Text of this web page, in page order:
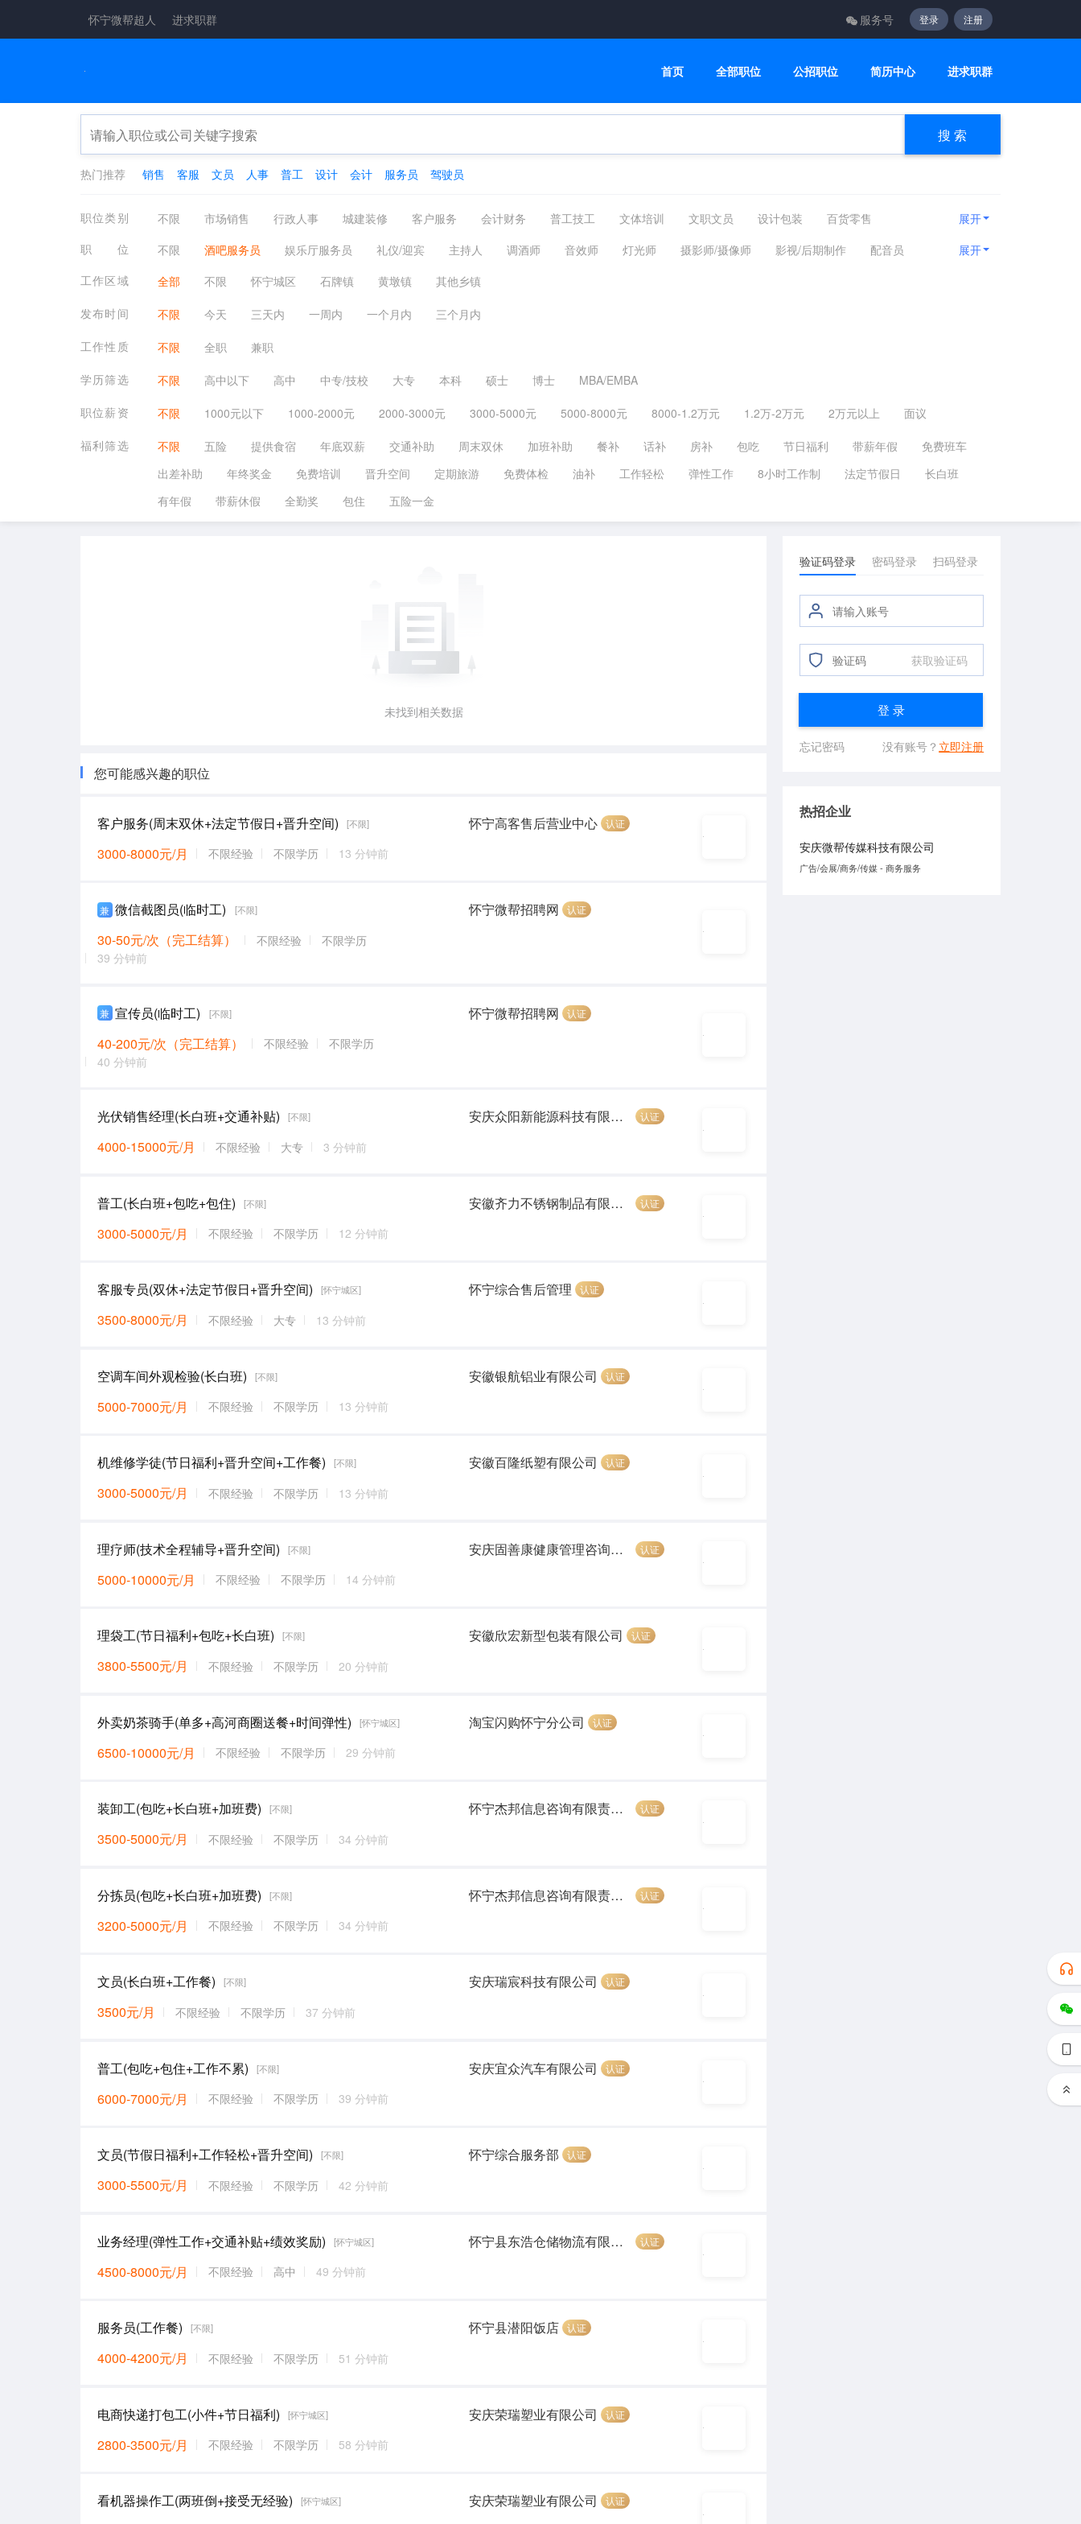
怀宁微帮超人 进求职群 服务号 登录 注册
首页 全部职位 公招职位 简历中心 进求职群
搜 索
热门推荐 销售 客服 文员 人事 普工 设计 会计 服务员 驾驶员
职位类别 不限 市场销售 行政人事 城建装修 客户服务 会计财务 普工技工 文体培训 文职文员 设计包装
百货零售
工厂工业
酒店餐饮 金融保险 高级管理 物流贸易 司机后勤 网络通信 机械仪表 咨询顾问 电子电气
美容美发
医疗保健
翻译法律 轻工工艺 化工制药 摄影影视
展开
职位
不限 酒吧服务员 娱乐厅服务员 礼仪/迎宾 主持人 调酒师 音效师 灯光师 摄影师/摄像师 影视/后期制作
配音员
放映员
娱乐休闲其他相关工作
展开
工作区域
全部 不限 怀宁城区 石牌镇 黄墩镇
其他乡镇
发布时间
不限 今天 三天内 一周内 一个月内
三个月内
工作性质
不限 全职
兼职
学历筛选
不限 高中以下 高中 中专/技校 大专 本科 硕士 博士
MBA/EMBA
职位薪资
不限 1000元以下 1000-2000元 2000-3000元 3000-5000元 5000-8000元 8000-1.2万元 1.2万-2万元 2万元以上
面议
福利筛选
不限 五险 提供食宿 年底双薪 交通补助 周末双休 加班补助 餐补 话补 房补 包吃 节日福利 带薪年假
免费班车
出差补助
年终奖金 免费培训 晋升空间 定期旅游 免费体检 油补 工作轻松 弹性工作 8小时工作制 法定节假日
长白班
有年假
带薪休假 全勤奖 包住 五险一金
未找到相关数据
您可能感兴趣的职位
客户服务(周末双休+法定节假日+晋升空间) [不限]
3000-8000元/月 不限经验 不限学历 13 分钟前
怀宁高客售后营业中心 认证
兼 微信截图员(临时工) [不限]
30-50元/次（完工结算） 不限经验
不限学历
39 分钟前
怀宁微帮招聘网 认证
兼 宣传员(临时工) [不限]
40-200元/次（完工结算） 不限经验
不限学历
40 分钟前
怀宁微帮招聘网 认证
光伏销售经理(长白班+交通补贴) [不限]
4000-15000元/月 不限经验 大专 3 分钟前
安庆众阳新能源科技有限公司 认证
普工(长白班+包吃+包住) [不限]
3000-5000元/月 不限经验 不限学历 12 分钟前
安徽齐力不锈钢制品有限公司 认证
客服专员(双休+法定节假日+晋升空间) [怀宁城区]
3500-8000元/月 不限经验 大专 13 分钟前
怀宁综合售后管理 认证
空调车间外观检验(长白班) [不限]
5000-7000元/月 不限经验 不限学历 13 分钟前
安徽银航铝业有限公司 认证
机维修学徒(节日福利+晋升空间+工作餐) [不限]
3000-5000元/月 不限经验 不限学历 13 分钟前
安徽百隆纸塑有限公司 认证
理疗师(技术全程辅导+晋升空间) [不限]
5000-10000元/月 不限经验 不限学历 14 分钟前
安庆固善康健康管理咨询有限公司 认证
理袋工(节日福利+包吃+长白班) [不限]
3800-5500元/月 不限经验 不限学历 20 分钟前
安徽欣宏新型包装有限公司 认证
外卖奶茶骑手(单多+高河商圈送餐+时间弹性) [怀宁城区]
6500-10000元/月 不限经验 不限学历 29 分钟前
淘宝闪购怀宁分公司 认证
装卸工(包吃+长白班+加班费) [不限]
3500-5000元/月 不限经验 不限学历 34 分钟前
怀宁杰邦信息咨询有限责任公司 认证
分拣员(包吃+长白班+加班费) [不限]
3200-5000元/月 不限经验 不限学历 34 分钟前
怀宁杰邦信息咨询有限责任公司 认证
文员(长白班+工作餐) [不限]
3500元/月 不限经验 不限学历 37 分钟前
安庆瑞宸科技有限公司 认证
普工(包吃+包住+工作不累) [不限]
6000-7000元/月 不限经验 不限学历 39 分钟前
安庆宜众汽车有限公司 认证
文员(节假日福利+工作轻松+晋升空间) [不限]
3000-5500元/月 不限经验 不限学历 42 分钟前
怀宁综合服务部 认证
业务经理(弹性工作+交通补贴+绩效奖励) [怀宁城区]
4500-8000元/月 不限经验 高中 49 分钟前
怀宁县东浩仓储物流有限公司 认证
服务员(工作餐) [不限]
4000-4200元/月 不限经验 不限学历 51 分钟前
怀宁县潜阳饭店 认证
电商快递打包工(小件+节日福利) [怀宁城区]
2800-3500元/月 不限经验 不限学历 58 分钟前
安庆荣瑞塑业有限公司 认证
看机器操作工(两班倒+接受无经验) [怀宁城区] 安庆荣瑞塑业有限公司 认证
验证码登录 密码登录 扫码登录
获取验证码
登 录
忘记密码 没有账号？ 立即注册
热招企业
安庆微帮传媒科技有限公司
广告/会展/商务/传媒 - 商务服务